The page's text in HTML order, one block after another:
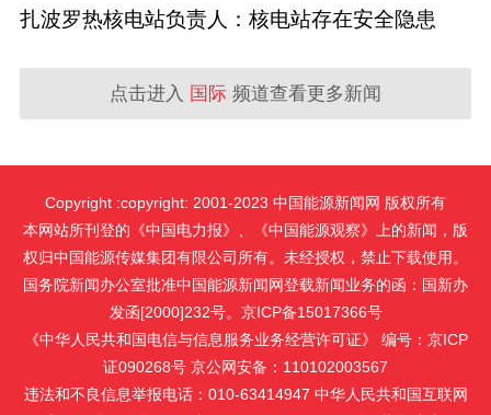
扎波罗热核电站负责人：核电站存在安全隐患
点击进入 国际 频道查看更多新闻
Copyright :copyright: 2001-2023 中国能源新闻网 版权所有
本网站所刊登的《中国电力报》、《中国能源观察》上的新闻，版
权归中国能源传媒集团有限公司所有。未经授权，禁止下载使用。
国务院新闻办公室批准中国能源新闻网登载新闻业务的函：国新办
发函[2000]232号。京ICP备15017366号
《中华人民共和国电信与信息服务业务经营许可证》 编号：京ICP
证090268号 京公网安备：110102003567
违法和不良信息举报电话：010-63414947 中华人民共和国互联网